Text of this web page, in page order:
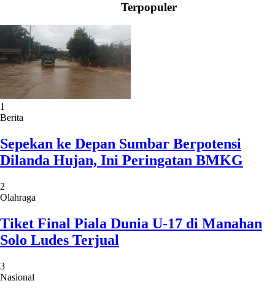
Terpopuler
1
Berita
Sepekan ke Depan Sumbar Berpotensi
Dilanda Hujan, Ini Peringatan BMKG
2
Olahraga
Tiket Final Piala Dunia U-17 di Manahan
Solo Ludes Terjual
3
Nasional